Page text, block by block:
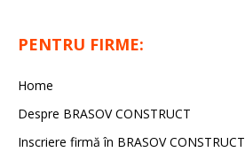
PENTRU FIRME:
Home
Despre BRASOV CONSTRUCT
Inscriere firmă în BRASOV CONSTRUCT